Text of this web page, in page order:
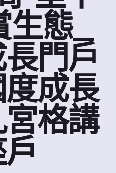
態_
門戶
成長
格講